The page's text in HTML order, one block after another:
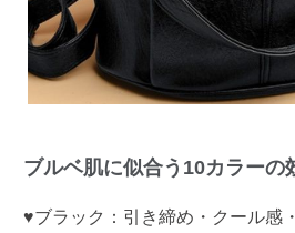
ブルベ肌に似合う10カラーの
♥ブラック：引き締め・クール感